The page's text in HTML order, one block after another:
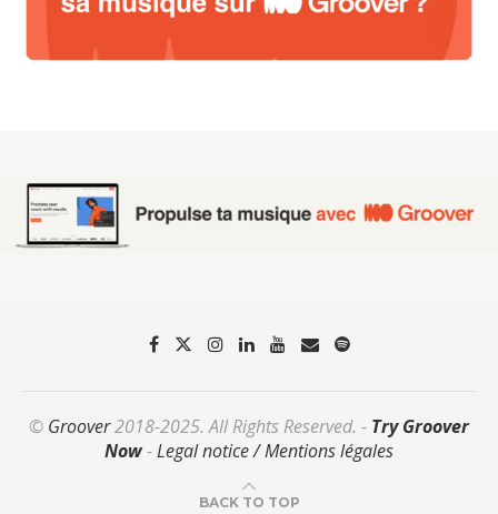
© Groover2018-2025. All Rights Reserved. - Try Groover
Now-Legal notice / Mentions légales
BACK TO TOP